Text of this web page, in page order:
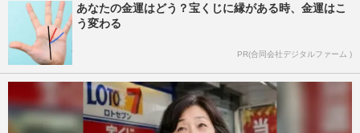
あなたの金運はどう？宝くじに縁がある時、金運はこ
う変わる
PR(合同会社デジタルファーム )